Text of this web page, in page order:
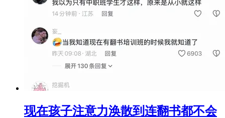
现在孩子注意力涣散到连翻书都不会